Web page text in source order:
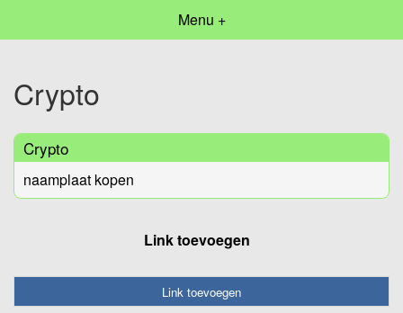
Menu +
Crypto
Crypto
naamplaat kopen
Link toevoegen
Link toevoegen